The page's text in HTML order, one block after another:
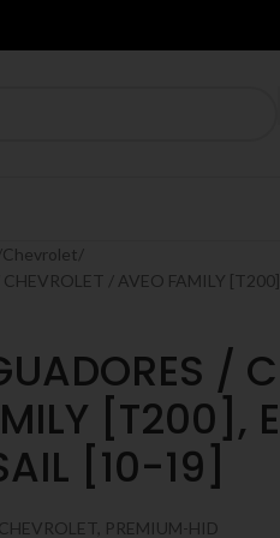
Chevrolet
/ AVEO FAMILY
/
[T200],
[10-19]
PREMIUM-HID